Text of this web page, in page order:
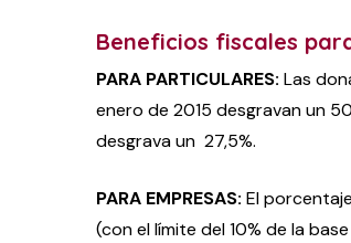
Beneficios fiscales
PARA PARTICULARES: Las
enero de 2015 desgravan un
desgrava un 27,5%.
PARA EMPRESAS: El
(con el límite del 10% de la